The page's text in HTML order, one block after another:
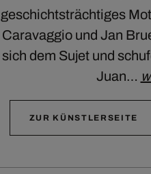
geschichtsträchtiges
Caravaggio und Jan
sich dem Sujet und
Juan…
ZUR KÜNSTLERSEITE